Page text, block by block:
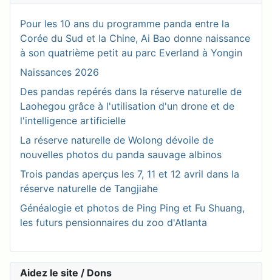
Pour les 10 ans du programme panda entre la
Corée du Sud et la Chine, Ai Bao donne naissance
à son quatrième petit au parc Everland à Yongin
Naissances 2026
Des pandas repérés dans la réserve naturelle de
Laohegou grâce à l'utilisation d'un drone et de
l'intelligence artificielle
La réserve naturelle de Wolong dévoile de
nouvelles photos du panda sauvage albinos
Trois pandas aperçus les 7, 11 et 12 avril dans la
réserve naturelle de Tangjiahe
Généalogie et photos de Ping Ping et Fu Shuang,
les futurs pensionnaires du zoo d'Atlanta
Aidez le site / Dons